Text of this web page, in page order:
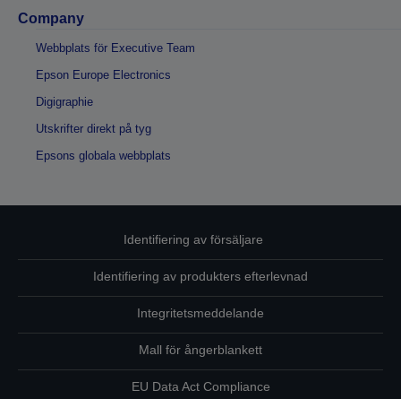
Company
Webbplats för Executive Team
Epson Europe Electronics
Digigraphie
Utskrifter direkt på tyg
Epsons globala webbplats
Identifiering av försäljare
Identifiering av produkters efterlevnad
Integritetsmeddelande
Mall för ångerblankett
EU Data Act Compliance